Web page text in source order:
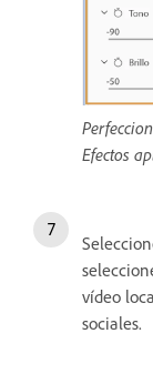
Efectos
vídeo
sociales.